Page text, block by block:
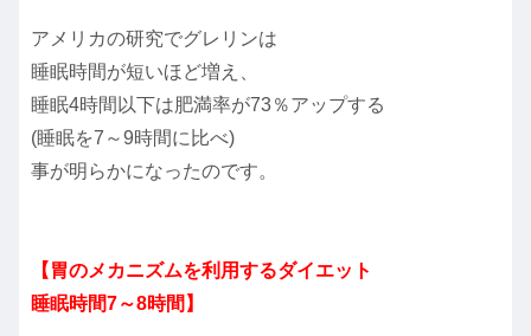
アメリカの研究でグレリンは
睡眠時間が短いほど増え、
睡眠4時間以下は肥満率が73％アップする
(睡眠を7～9時間に比べ)
事が明らかになったのです。
【胃のメカニズムを利用するダイエット
睡眠時間7～8時間】